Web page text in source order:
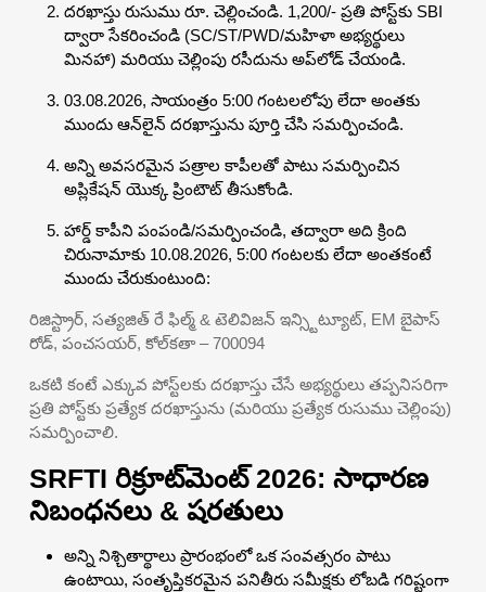
దరఖాస్తు రుసుము రూ. చెల్లించండి. 1,200/- ప్రతి పోస్ట్‌కు SBI
ద్వారా సేకరించండి (SC/ST/PWD/మహిళా అభ్యర్థులు
మినహా) మరియు చెల్లింపు రసీదును అప్‌లోడ్ చేయండి.
03.08.2026, సాయంత్రం 5:00 గంటలలోపు లేదా అంతకు
ముందు ఆన్‌లైన్ దరఖాస్తును పూర్తి చేసి సమర్పించండి.
అన్ని అవసరమైన పత్రాల కాపీలతో పాటు సమర్పించిన
అప్లికేషన్ యొక్క ప్రింటౌట్ తీసుకోండి.
హార్డ్ కాపీని పంపండి/సమర్పించండి, తద్వారా అది క్రింది
చిరునామాకు 10.08.2026, 5:00 గంటలకు లేదా అంతకంటే
ముందు చేరుకుంటుంది:
రిజిస్ట్రార్, సత్యజిత్ రే ఫిల్మ్ & టెలివిజన్ ఇన్స్టిట్యూట్, EM బైపాస్
రోడ్, పంచసయర్, కోల్‌కతా – 700094
ఒకటి కంటే ఎక్కువ పోస్ట్‌లకు దరఖాస్తు చేసే అభ్యర్థులు తప్పనిసరిగా
ప్రతి పోస్ట్‌కు ప్రత్యేక దరఖాస్తును (మరియు ప్రత్యేక రుసుము చెల్లింపు)
సమర్పించాలి.
SRFTI రిక్రూట్‌మెంట్ 2026: సాధారణ
నిబంధనలు & షరతులు
అన్ని నిశ్చితార్థాలు ప్రారంభంలో ఒక సంవత్సరం పాటు
ఉంటాయి, సంతృప్తికరమైన పనితీరు సమీక్షకు లోబడి గరిష్టంగా